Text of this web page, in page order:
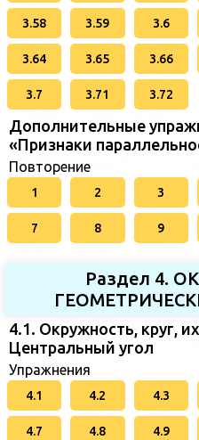
3.58 3.59 3.6
3.64 3.65 3.66
3.7 3.71 3.72
Дополнительные
«Признаки
Повторение
1 2 3
7 8 9
Раздел 4.
4.1. Окружность, круг,
Центральный угол
Упражнения
4.1 4.2 4.3
4.7 4.8 4.9